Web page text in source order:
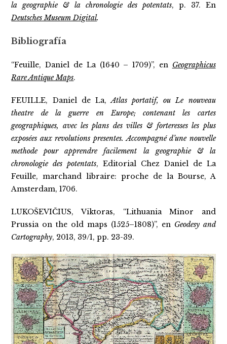
la geographie & la chronologie des potentats, p. 37. En
Deutsches Museum Digital.
Bibliografía
“Feuille, Daniel de La (1640 – 1709)”, en Geographicus
Rare Antique Maps.
FEUILLE, Daniel de La, Atlas portatif, ou Le nouveau
theatre de la guerre en Europe; contenant les cartes
geographiques, avec les plans des villes & forteresses les plus
exposées aux revolutions presentes. Accompagné d’une nouvelle
methode pour apprendre facilement la geographie & la
chronologie des potentats, Editorial Chez Daniel de La
Feuille, marchand libraire: proche de la Bourse, A
Amsterdam, 1706.
LUKOŠEVIČIUS, Viktoras, “Lithuania Minor and
Prussia on the old maps (1525–1808)”, en Geodesy and
Cartography, 2013, 39/1, pp. 23-39.